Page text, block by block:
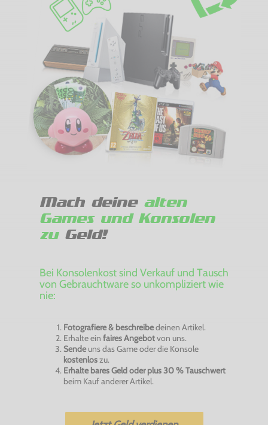
Mach deine alten
Games und Konsolen
zuGeld!
Bei Konsolenkost sind Verkauf und Tausch
von Gebrauchtware so unkompliziert wie
nie:
Fotografiere & beschreibedeinen Artikel.
Erhalte ein faires Angebotvon uns.
Sendeuns das Game oder die Konsole
kostenloszu.
Erhalte bares Geld oder plus 30 % Tauschwert
beim Kauf anderer Artikel.